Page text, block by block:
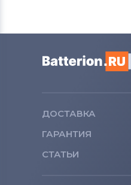
ДОСТАВКА
ГАРАНТИЯ
СТАТЬИ